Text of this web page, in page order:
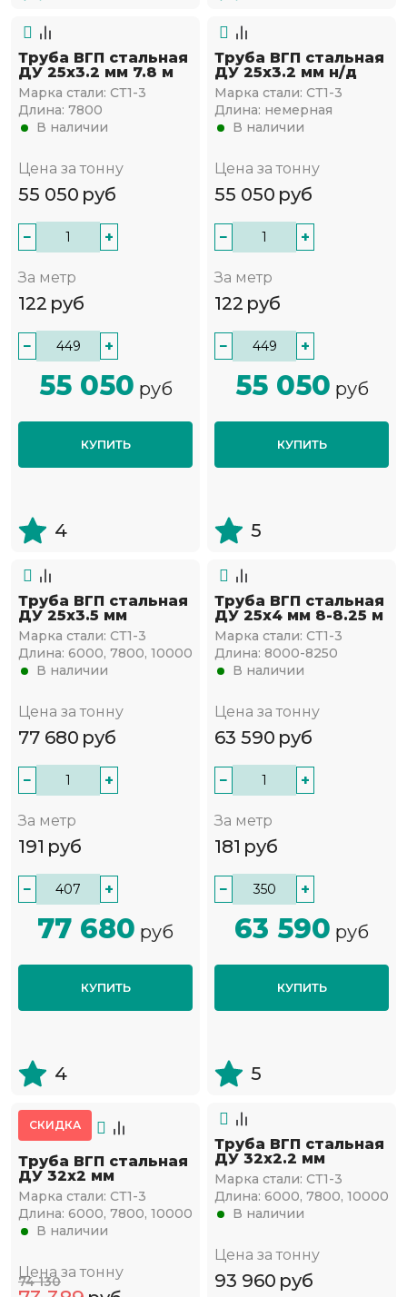
Труба ВГП стальная
ДУ 25х3.2 мм 7.8 м
Марка стали: СТ1-3
Длина: 7800
В наличии
Цена за тонну
55 050 руб
− +
За метр
122 руб
− +
55 050 руб
КУПИТЬ
4
Труба ВГП стальная
ДУ 25х3.2 мм н/д
Марка стали: СТ1-3
Длина: немерная
В наличии
Цена за тонну
55 050 руб
− +
За метр
122 руб
− +
55 050 руб
КУПИТЬ
5
Труба ВГП стальная
ДУ 25х3.5 мм
Марка стали: СТ1-3
Длина: 6000, 7800, 10000
В наличии
Цена за тонну
77 680 руб
− +
За метр
191 руб
− +
77 680 руб
КУПИТЬ
4
Труба ВГП стальная
ДУ 25х4 мм 8-8.25 м
Марка стали: СТ1-3
Длина: 8000-8250
В наличии
Цена за тонну
63 590 руб
− +
За метр
181 руб
− +
63 590 руб
КУПИТЬ
5
СКИДКА
Труба ВГП стальная
ДУ 32х2 мм
Марка стали: СТ1-3
Длина: 6000, 7800, 10000
В наличии
Цена за тонну
74 130
Труба ВГП стальная
ДУ 32х2.2 мм
Марка стали: СТ1-3
Длина: 6000, 7800, 10000
В наличии
Цена за тонну
93 960 руб